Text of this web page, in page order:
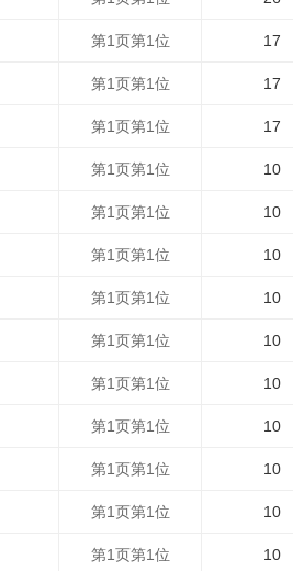
第1页第1位 17
第1页第1位 17
第1页第1位 17
第1页第1位 10
第1页第1位 10
第1页第1位 10
第1页第1位 10
第1页第1位 10
第1页第1位 10
第1页第1位 10
第1页第1位 10
第1页第1位 10
第1页第1位 10